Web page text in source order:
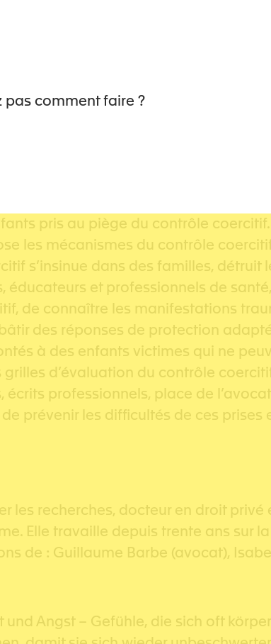
pas comment faire ?
Alarmsignale sind, mit denen sie
die nun am Fusse einer
pris au piège du contrôle
les mécanismes du contrôle
s’insinue dans des familles, détruit
et professionnels de
de connaître les manifestations
des réponses de protection
à des enfants victimes qui ne
d’évaluation du contrôle
professionnels, place de
prévenir les difficultés de ces prises
recherches, docteur en droit privé
Elle travaille depuis trente ans sur
de : Guillaume Barbe (avocat),
Angst – Gefühle, die sich oft